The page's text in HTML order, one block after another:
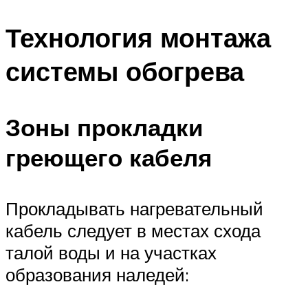
Технология монтажа
системы обогрева
Зоны прокладки
греющего кабеля
Прокладывать нагревательный
кабель следует в местах схода
талой воды и на участках
образования наледей: